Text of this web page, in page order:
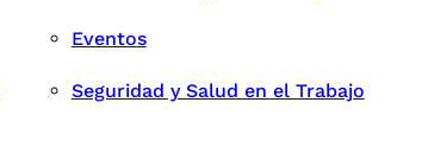
Eventos
Seguridad y Salud en el Trabajo